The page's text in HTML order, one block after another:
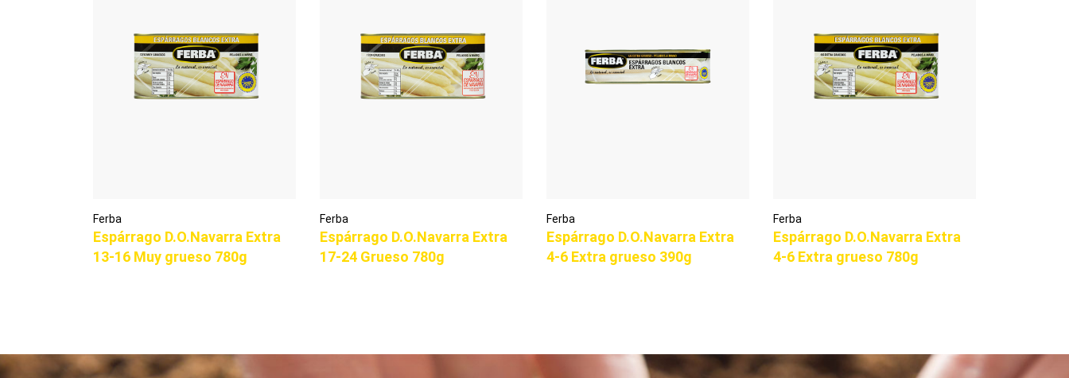
Ferba
Espárrago D.O.Navarra Extra
13-16 Muy grueso 780g
Ferba
Espárrago D.O.Navarra Extra
17-24 Grueso 780g
Ferba
Espárrago D.O.Navarra Extra
4-6 Extra grueso 390g
Ferba
Espárrago D.O.Navarra Extra
4-6 Extra grueso 780g